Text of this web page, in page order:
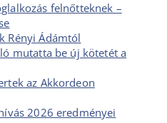
felnőtteknek –
Rényi Ádámtól
mutatta be új kötetét a
az Akkordeon
2026 eredményei